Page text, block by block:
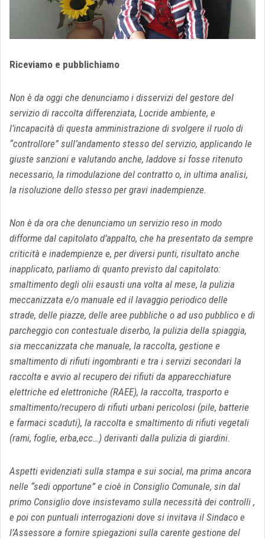
Riceviamo e pubblichiamo
Non è da oggi che denunciamo i disservizi del gestore del
servizio di raccolta differenziata, Locride ambiente, e
l’incapacità di questa amministrazione di svolgere il ruolo di
“controllore” sull’andamento stesso del servizio, applicando le
giuste sanzioni e valutando anche, laddove si fosse ritenuto
necessario, la rimodulazione del contratto o, in ultima analisi,
la risoluzione dello stesso per gravi inadempienze.
Non è da ora che denunciamo un servizio reso in modo
difforme dal capitolato d’appalto, che ha presentato da sempre
criticità e inadempienze e, per diversi punti, risultato anche
inapplicato, parliamo di quanto previsto dal capitolato:
smaltimento degli olii esausti una volta al mese, la pulizia
meccanizzata e/o manuale ed il lavaggio periodico delle
strade, delle piazze, delle aree pubbliche o ad uso pubblico e di
parcheggio con contestuale diserbo, la pulizia della spiaggia,
sia meccanizzata che manuale, la raccolta, gestione e
smaltimento di rifiuti ingombranti e tra i servizi secondari la
raccolta e avvio al recupero dei rifiuti da apparecchiature
elettriche ed elettroniche (RAEE), la raccolta, trasporto e
smaltimento/recupero di rifiuti urbani pericolosi (pile, batterie
e farmaci scaduti), la raccolta e smaltimento di rifiuti vegetali
(rami, foglie, erba,ecc…) derivanti dalla pulizia di giardini.
Aspetti evidenziati sulla stampa e sui social, ma prima ancora
nelle “sedi opportune” e cioè in Consiglio Comunale, sin dal
primo Consiglio dove insistevamo sulla necessità dei controlli ,
e poi con puntuali interrogazioni dove si invitava il Sindaco e
l’Assessore a fornire spiegazioni sulla carente gestione del